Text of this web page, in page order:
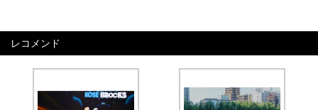
レコメンド